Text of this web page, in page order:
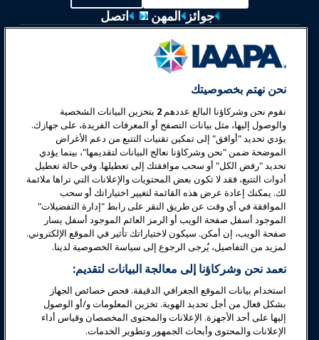
جوائز المهن
اتصل
معارض وفعاليات
أخبار وعالم المرح
تعليم
السلامة والأمان
الدعوة
البحوث والتقارير
حول IAAPA
شركاء
نحن نهتم بخصوصيتك
نقوم نحن وشركاؤنا البالغ عددهم 2 بتخزين البيانات الشخصية
والوصول إليها، مثل بيانات التصفح أو المعرفات الفريدة، على جهازك.
يؤدي تحديد "أوافق" إلى تمكين تقنيات التتبع من دعم الأغراض
الموضحة ضمن "نحن وشركاؤنا نعالج البيانات لتقديمها"، بينما يؤدي
تحديد "رفض الكل" أو سحب موافقتك إلى تعطيلها. وفي حالة تعطيل
أدوات التتبع، فقد لا تكون بعض المحتويات والإعلانات التي تراها ملائمة
لك. يمكنك إعادة عرض هذه القائمة لتغيير اختياراتك أو سحب
الموافقة في أي وقت عن طريق النقر على رابط "إدارة التفضيلات"
الموجود أسفل صفحة الويب أو الرمز العائم الموجود أسفل يسار
صفحة الويب، إن أمكن. سيكون لاختياراتك تأثير في الموقع الإلكتروني.
لمزيد من التفاصيل، يُرجى الرجوع إلى سياسة الخصوصية لدينا.
نعمد نحن وشركاؤنا إلى معالجة البيانات لتقديم:
استخدام بيانات الموقع الجغرافي الدقيقة. فحص خصائص الجهاز
بشكل فعال من أجل تحديد الهوية. تخزين المعلومات و/أو الوصول
إليها على أحد الأجهزة. الإعلانات والمحتوى المخصصان وقياس أداء
الإعلانات والمحتوى وأبحاث الجمهور وتطوير الخدمات.